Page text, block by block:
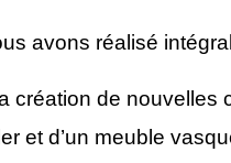
avons réalisé
création de nouvelles
et d’un meuble